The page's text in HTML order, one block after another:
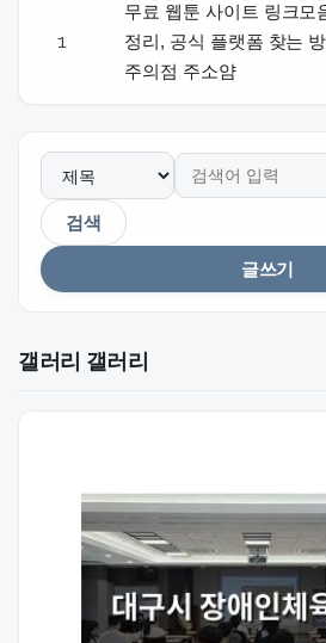
1
무료 웹툰 사이트 링크모
정리, 공식 플랫폼 찾는
주의점 주소얌
검색
글쓰기
갤러리 갤러리